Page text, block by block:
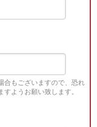
合もございますので、恐れ
ようお願い致します。